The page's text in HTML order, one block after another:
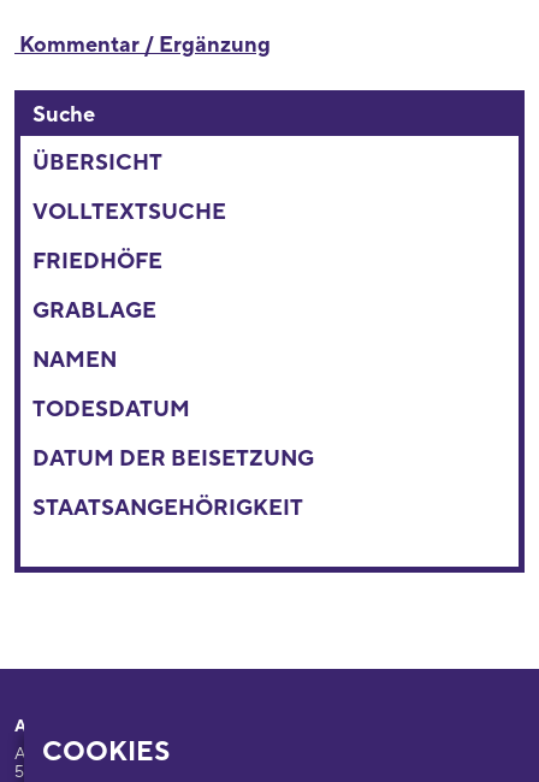
COOKIES
Kommentar / Ergänzung
Suche
ÜBERSICHT
VOLLTEXTSUCHE
FRIEDHÖFE
GRABLAGE
NAMEN
TODESDATUM
DATUM DER BEISETZUNG
STAATSANGEHÖRIGKEIT
Adresse
Appellhofplatz 23-25
50667 Köln